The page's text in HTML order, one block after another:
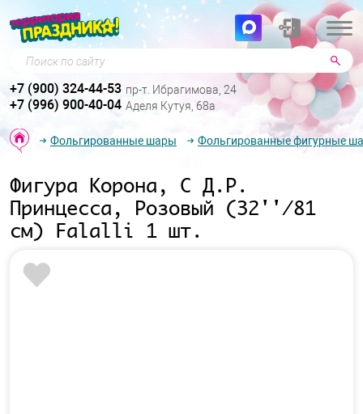
Поиск по сайту
+7 (900) 324-44-53 пр-т. Ибрагимова, 24
+7 (996) 900-40-04 Аделя Кутуя, 68а
Фольгированные шары Фольгированные фигурные
Фигура Корона, С Д.Р.
Принцесса, Розовый (32''/81
см) Falalli 1 шт.